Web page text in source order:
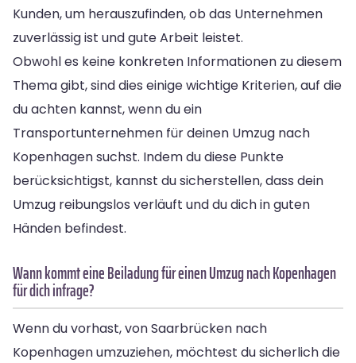
Kunden, um herauszufinden, ob das Unternehmen
zuverlässig ist und gute Arbeit leistet.
Obwohl es keine konkreten Informationen zu diesem
Thema gibt, sind dies einige wichtige Kriterien, auf die
du achten kannst, wenn du ein
Transportunternehmen für deinen Umzug nach
Kopenhagen suchst. Indem du diese Punkte
berücksichtigst, kannst du sicherstellen, dass dein
Umzug reibungslos verläuft und du dich in guten
Händen befindest.
Wann kommt eine Beiladung für einen Umzug nach Kopenhagen
für dich infrage?
Wenn du vorhast, von Saarbrücken nach
Kopenhagen umzuziehen, möchtest du sicherlich die